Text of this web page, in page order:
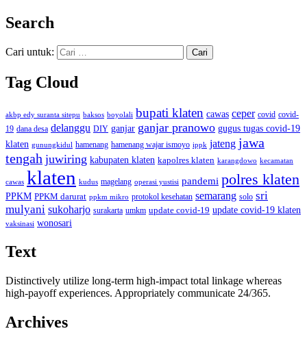
Search
Cari untuk:
Tag Cloud
akbp edy suranta sitepu baksos boyolali bupati klaten cawas ceper covid covid-
19 dana desa delanggu DIY ganjar ganjar pranowo gugus tugas covid-19
klaten gunungkidul hamenang hamenang wajar ismoyo ippk jateng jawa
tengah juwiring kabupaten klaten kapolres klaten karangdowo kecamatan
cawas klaten kudus magelang operasi yustisi pandemi polres klaten
PPKM PPKM darurat ppkm mikro protokol kesehatan semarang solo sri
mulyani sukoharjo surakarta umkm update covid-19 update covid-19 klaten
vaksinasi wonosari
Text
Distinctively utilize long-term high-impact total linkage whereas
high-payoff experiences. Appropriately communicate 24/365.
Archives